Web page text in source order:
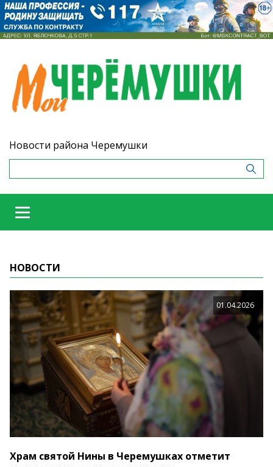
Новости района Черемушки
НОВОСТИ
01.04.2026
Храм святой Нины в Черемушках отметит